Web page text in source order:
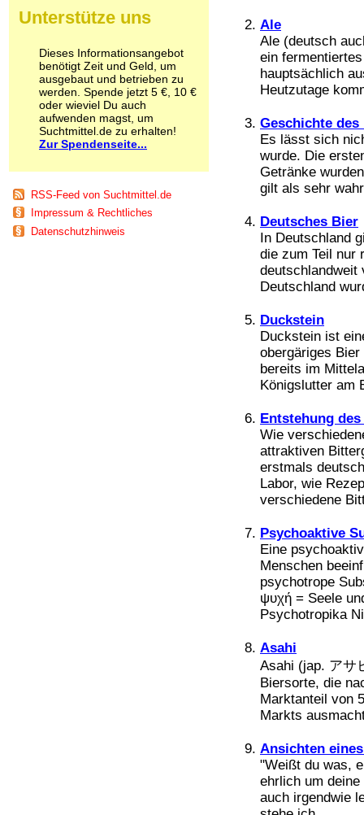
Ale
Ale (deutsch
ein
hauptsächlich
Heutzutage
Geschichte des
Es lässt sich
wurde. Die
Getränke
gilt als sehr
Deutsches Bier
In Deutschland
die zum Teil nur
deutschlandweit
Deutschland
Duckstein
Duckstein ist
obergäriges
bereits im
Königslutter am
Entstehung
Wie
attraktiven
erstmals
Labor, wie
verschiedene
Psychoaktive
Eine
Menschen
psychotrope
ψυχή = Seele
Psychotropika
Asahi
Asahi (jap. アサ
Biersorte, die
Marktanteil von
Markts
Ansichten
"Weißt du was,
ehrlich um
auch irgendwie
Pilze
Psychopharmaka
Schlafmittel
Schmerzmittel
Schnüffelstoffe
Spice
Sucht / Süchte
Alkoholsucht
Co-Abhängigkeit
Computersucht
Ess-Brechsucht
Essstörungen
Fernsehsucht
Unterstütze uns
Dieses Informationsangebot
benötigt Zeit und Geld, um
ausgebaut und betrieben zu
werden. Spende jetzt 5 €, 10 €
oder wieviel Du auch
aufwenden magst, um
Suchtmittel.de zu erhalten!
Zur Spendenseite...
RSS-Feed von Suchtmittel.de
Impressum & Rechtliches
Datenschutzhinweis